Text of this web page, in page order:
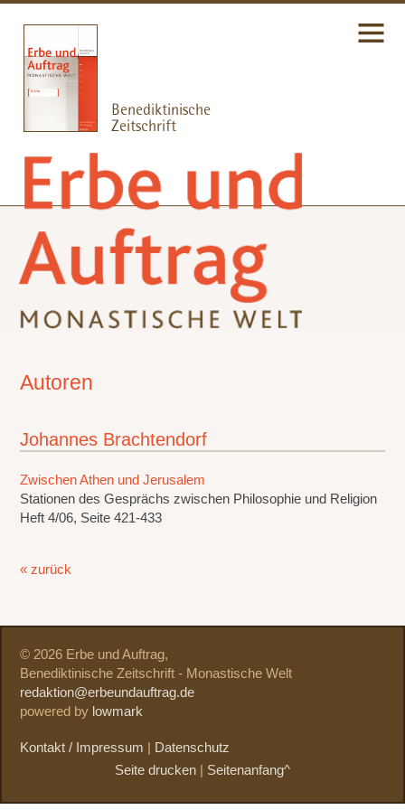
Autoren
Johannes Brachtendorf
Zwischen Athen und Jerusalem
Stationen des Gesprächs zwischen Philosophie und Religion
Heft 4/06, Seite 421-433
« zurück
© 2026 Erbe und Auftrag,
Benediktinische Zeitschrift - Monastische Welt
redaktion@erbeundauftrag.de
powered by lowmark
Kontakt / Impressum
Datenschutz
Seite drucken
Seitenanfang^